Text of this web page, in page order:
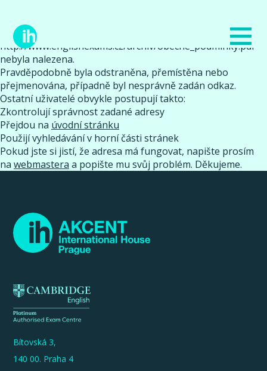
Je nám líto, ale požadovaná stránka na adrese
http://www.englishexams.cz/archiv/obecne_podminky.pdf
nebyla nalezena.
Pravděpodobně byla odstraněna, přemístěna nebo
přejmenována, případně byl nesprávně zadán odkaz.
Ostatní uživatelé obvykle postupují takto:
Zkontrolují správnost zadané adresy
Přejdou na úvodní stránku
Použijí vyhledávání v horní části stránek
Pokud jste si jistí, že adresa má fungovat, napište prosím
na webmastera a popište mu svůj problém. Děkujeme.
Bítovská 3,
140 00. Praha 4